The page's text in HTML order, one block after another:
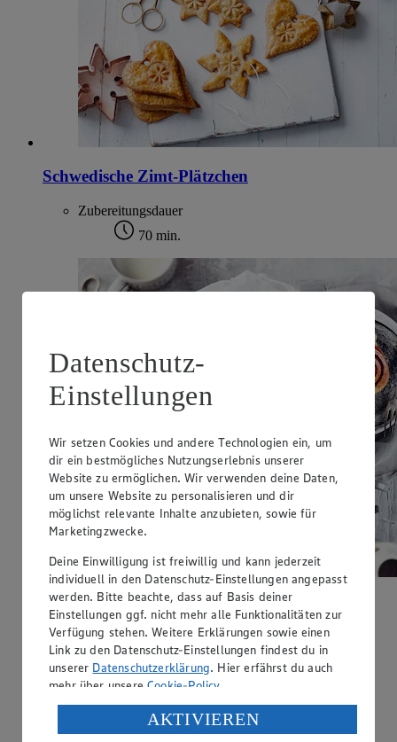
Schwedische Zimt-Plätzchen
Zubereitungsdauer
70 min.
Zimtschneckenkuchen
Zubereitungsdauer
2 h
Vegetarisch
Datenschutz-
Einstellungen
Wir setzen Cookies und andere Technologien ein, um
dir ein bestmögliches Nutzungserlebnis unserer
Website zu ermöglichen. Wir verwenden deine Daten,
um unsere Website zu personalisieren und dir
möglichst relevante Inhalte anzubieten, sowie für
Marketingzwecke.
Deine Einwilligung ist freiwillig und kann jederzeit
individuell in den Datenschutz-Einstellungen angepasst
werden. Bitte beachte, dass auf Basis deiner
Einstellungen ggf. nicht mehr alle Funktionalitäten zur
Verfügung stehen. Weitere Erklärungen sowie einen
Link zu den Datenschutz-Einstellungen findest du in
unserer Datenschutzerklärung. Hier erfährst du auch
mehr über unsereCookie-Policy.
Verarbeitung deiner personenbezogenen Daten in den
USA durch Facebook und YouTube:
AKTIVIEREN